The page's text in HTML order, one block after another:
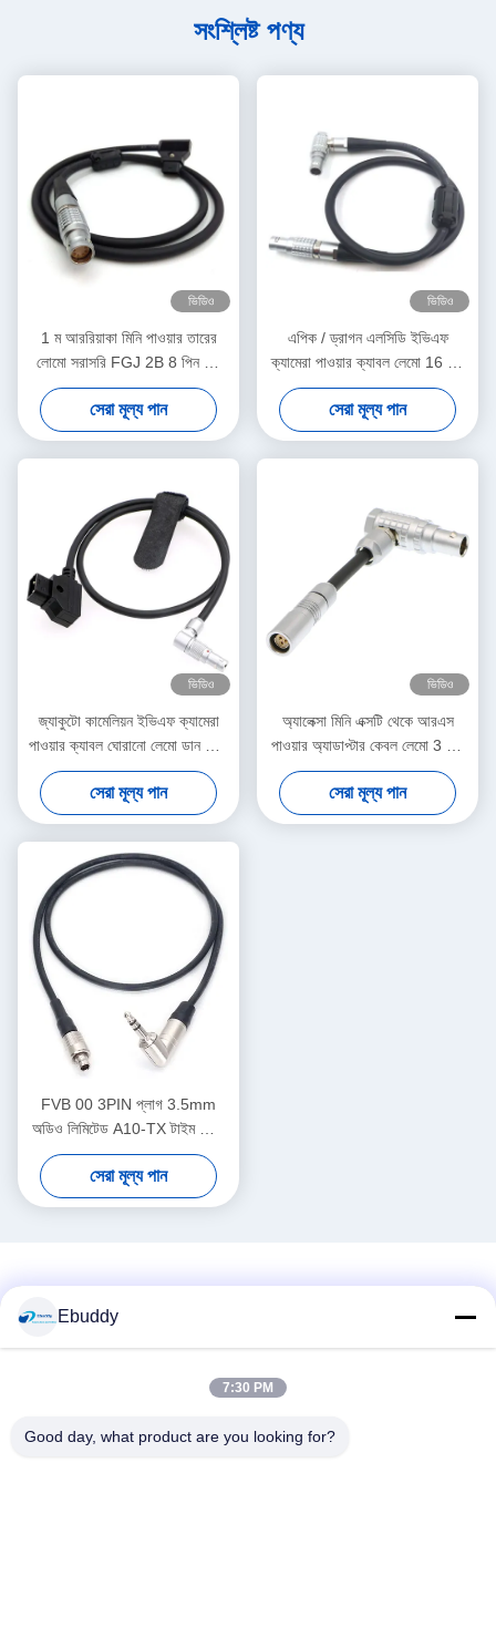
সংশ্লিষ্ট পণ্য
ভিডিও
1 ম আররিয়াকা মিনি পাওয়ার তারের
লোমো সরাসরি FGJ 2B 8 পিন ডি-
ট্যাপ ক্যাবল
সেরা মূল্য পান
ভিডিও
এপিক / ড্রাগন এলসিডি ইভিএফ
ক্যামেরা পাওয়ার ক্যাবল লেমো 16 পিন
স্ট্রেইট রাইট যোগাযোগ প্রকারের জন্য
16 পিন
সেরা মূল্য পান
ভিডিও
জ্যাকুটো কামেলিয়ন ইভিএফ ক্যামেরা
পাওয়ার ক্যাবল ঘোরানো লেমো ডান কোণ
4 পিন পুরুষ থেকে বিপরীত ডি-ট্যাপ
সেরা মূল্য পান
ভিডিও
অ্যালেক্সা মিনি এক্সটি থেকে আরএস
পাওয়ার অ্যাডাপ্টার কেবল লেমো 3 পিন
মহিলা থেকে 7 পিন পুরুষ
সেরা মূল্য পান
FVB 00 3PIN প্লাগ 3.5mm
অডিও লিমিটেড A10-TX টাইম কোড
ক্যাবল
সেরা মূল্য পান
Ebuddy
7:30 PM
Good day, what product are you looking for?